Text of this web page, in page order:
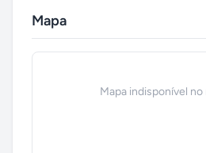
Mapa
Mapa indisponível